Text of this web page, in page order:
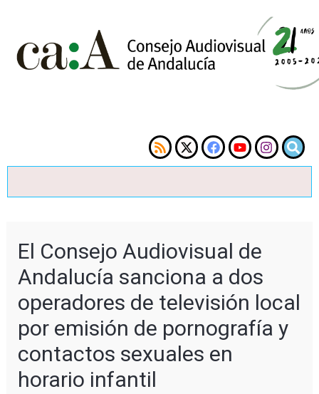
El Consejo Audiovisual de
Andalucía sanciona a dos
operadores de televisión local
por emisión de pornografía y
contactos sexuales en
horario infantil